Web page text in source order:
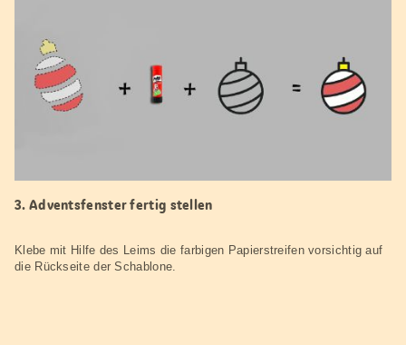
Adventsfenster fertig stellen
Klebe mit Hilfe des Leims die farbigen Papierstreifen vorsichtig auf
die Rückseite der Schablone.